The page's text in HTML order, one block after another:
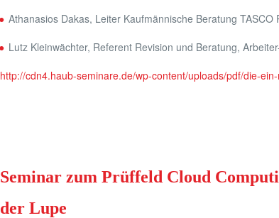
Athanasios Dakas, Leiter Kaufmännische Beratung TASCO
Lutz Kleinwächter, Referent Revision und Beratung,
http://cdn4.haub-seminare.de/wp-content/uploads/pdf/die-
Seminar zum Prüffeld Cloud
der Lupe